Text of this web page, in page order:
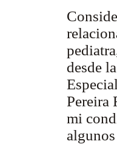
desde
Pereira
mi